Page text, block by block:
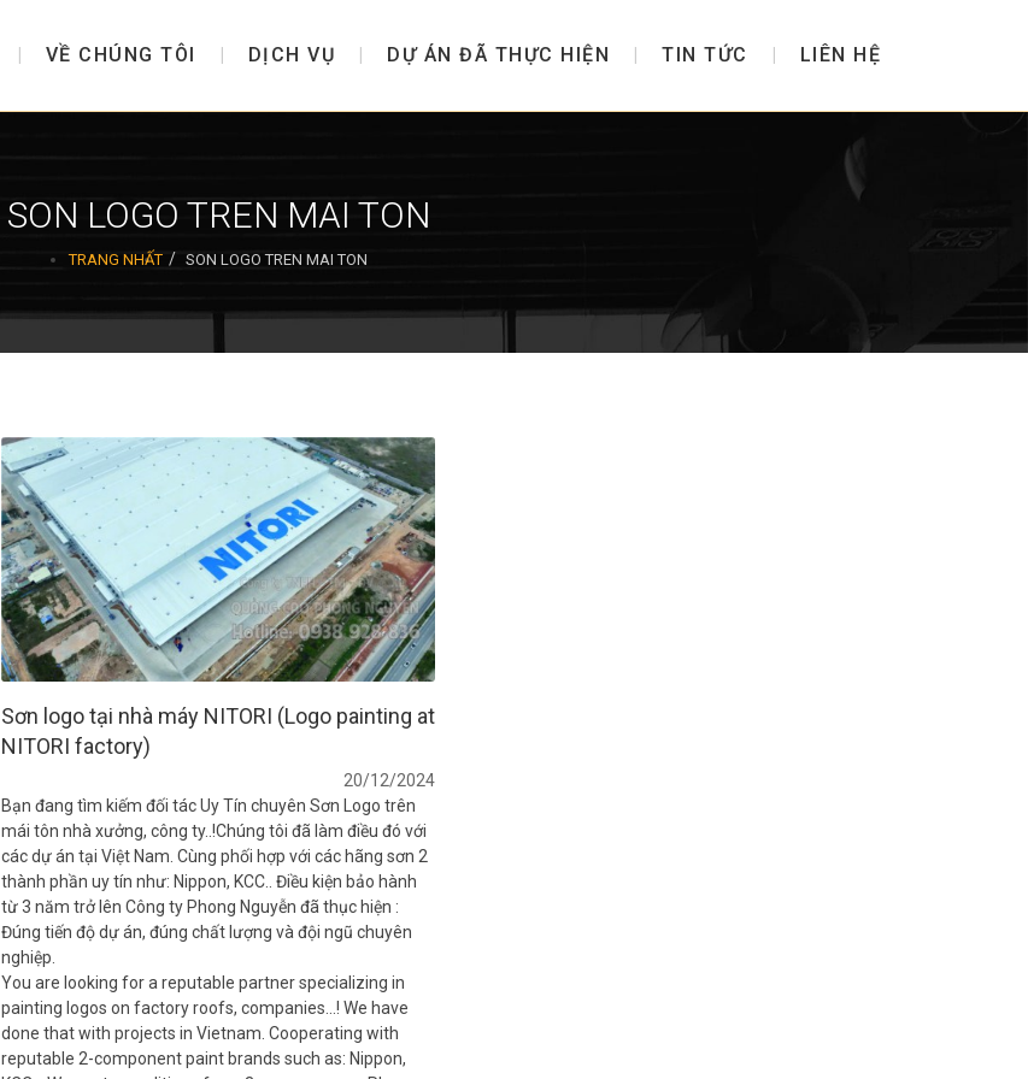
VỀ CHÚNG TÔI DỊCH VỤ DỰ ÁN ĐÃ THỰC HIỆN TIN TỨC LIÊN HỆ
SON LOGO TREN MAI TON
TRANG NHẤT SON LOGO TREN MAI TON
Sơn logo tại nhà máy NITORI (Logo painting at
NITORI factory)
20/12/2024
Bạn đang tìm kiếm đối tác Uy Tín chuyên Sơn Logo trên
mái tôn nhà xưởng, công ty..!Chúng tôi đã làm điều đó với
các dự án tại Việt Nam. Cùng phối hợp với các hãng sơn 2
thành phần uy tín như: Nippon, KCC.. Điều kiện bảo hành
từ 3 năm trở lên Công ty Phong Nguyễn đã thục hiện :
Đúng tiến độ dự án, đúng chất lượng và đội ngũ chuyên
nghiệp.
You are looking for a reputable partner specializing in
painting logos on factory roofs, companies...! We have
done that with projects in Vietnam. Cooperating with
reputable 2-component paint brands such as: Nippon,